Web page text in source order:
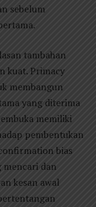
sebelum
tambahan
kuat. Primacy
membangun
yang diterima
memiliki
pembentukan
bias
mencari dan
kesan awal